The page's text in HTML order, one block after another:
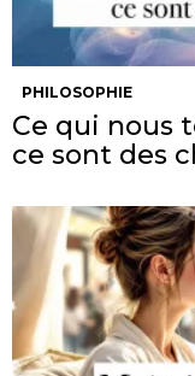
PHILOSOPHIE
Ce qui nous
ce sont des